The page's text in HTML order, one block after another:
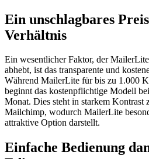
Ein unschlagbares
Verhältnis
Ein wesentlicher Faktor, der
abhebt, ist das transparente und
Während MailerLite für bis zu 1.000
beginnt das kostenpflichtige Modell
Monat. Dies steht in starkem Kontrast
Mailchimp, wodurch MailerLite
attraktive Option darstellt.
Einfache Bedienung